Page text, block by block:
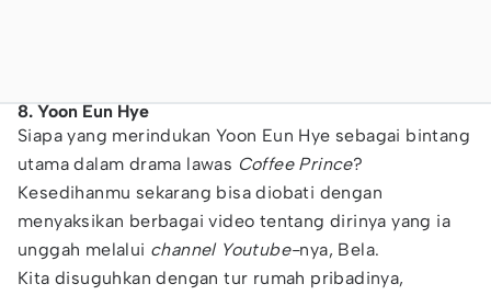
8. Yoon Eun Hye
Siapa yang merindukan Yoon Eun Hye sebagai bintang
utama dalam drama lawas Coffee Prince?
Kesedihanmu sekarang bisa diobati dengan
menyaksikan berbagai video tentang dirinya yang ia
unggah melalui channel Youtube-nya, Bela.
Kita disuguhkan dengan tur rumah pribadinya,